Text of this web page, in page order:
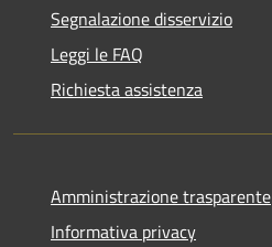
Segnalazione disservizio
Leggi le FAQ
Richiesta assistenza
Amministrazione trasparente
Informativa privacy